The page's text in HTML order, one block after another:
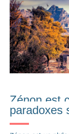
Zénon est
paradoxes